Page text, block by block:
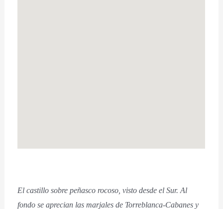
El castillo sobre peñasco rocoso, visto desde el Sur. Al
fondo se aprecian las marjales de Torreblanca-Cabanes y